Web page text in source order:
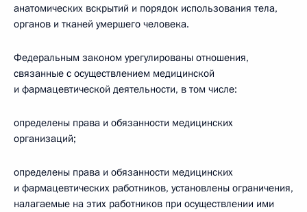
анатомических вскрытий и порядок использования тела,
органов и тканей умершего человека.
Федеральным законом урегулированы отношения,
связанные с осуществлением медицинской
и фармацевтической деятельности, в том числе:
определены права и обязанности медицинских
организаций;
определены права и обязанности медицинских
и фармацевтических работников, установлены ограничения,
налагаемые на этих работников при осуществлении ими